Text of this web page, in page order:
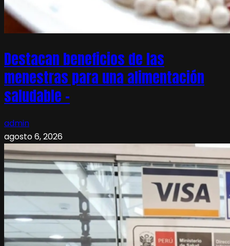
Destacan beneficios de las
menestras para una alimentación
saludable –
admin
agosto 6, 2026